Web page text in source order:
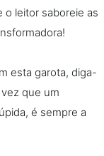
o leitor saboreie as
esta garota, diga-
que um
é sempre a